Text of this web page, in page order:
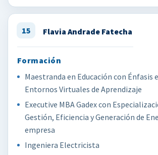
15 Flavia Andrade Fatecha
Maestranda en Educación con Énfasis
Entornos Virtuales de Aprendizaje
Executive MBA Gadex con
Gestión, Eficiencia y Generación de
empresa
Ingeniera Electricista